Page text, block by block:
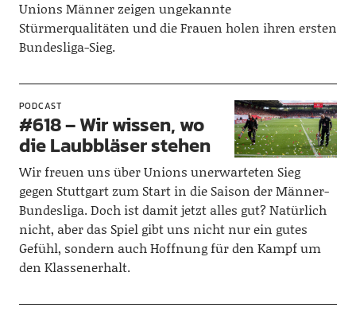
Unions Männer zeigen ungekannte
Stürmerqualitäten und die Frauen holen ihren ersten
Bundesliga-Sieg.
PODCAST
#618 – Wir wissen, wo
die Laubbläser stehen
Wir freuen uns über Unions unerwarteten Sieg
gegen Stuttgart zum Start in die Saison der Männer-
Bundesliga. Doch ist damit jetzt alles gut? Natürlich
nicht, aber das Spiel gibt uns nicht nur ein gutes
Gefühl, sondern auch Hoffnung für den Kampf um
den Klassenerhalt.